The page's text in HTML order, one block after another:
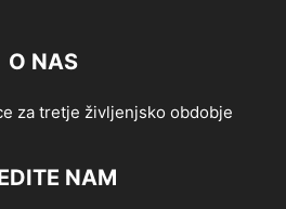
O NAS
za tretje življenjsko obdobje
NAM